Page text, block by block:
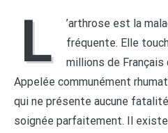
L
’arthrose est la
fréquente. Elle
millions de
Appelée communément
qui ne présente aucune
soignée parfaitement. Il